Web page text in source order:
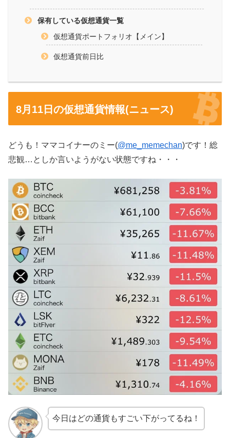
保有している仮想通貨一覧
仮想通貨ポートフォリオ【メイン】
仮想通貨前日比
8月11日の仮想通貨情報(ニュース)
どうも！ママコイナーのミー(@me_memechan)です！総
悲観…としか言いようがない状態ですね・・・
今日はどの通貨もすごい下がってるね！